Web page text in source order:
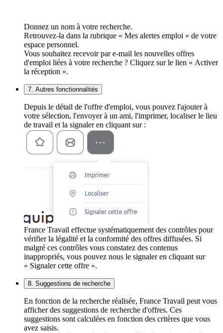
Donnez un nom à votre recherche.
Retrouvez-la dans la rubrique « Mes alertes emploi » de votre
espace personnel.
Vous souhaitez recevoir par e-mail les nouvelles offres
d'emploi liées à votre recherche ? Cliquez sur le lien « Activer
la réception ».
7. Autres fonctionnalités
Depuis le détail de l'offre d'emploi, vous pouvez l'ajouter à
votre sélection, l'envoyer à un ami, l'imprimer, localiser le lieu
de travail et la signaler en cliquant sur :
France Travail effectue systématiquement des contrôles pour
vérifier la légalité et la conformité des offres diffusées. Si
malgré ces contrôles vous constatez des contenus
inappropriés, vous pouvez nous le signaler en cliquant sur
« Signaler cette offre ».
8. Suggestions de recherche
En fonction de la recherche réalisée, France Travail peut vous
afficher des suggestions de recherche d'offres. Ces
suggestions sont calculées en fonction des critères que vous
avez saisis.